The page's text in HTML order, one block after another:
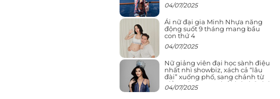
04/07/2025
Ái nữ đại gia Minh Nhựa năng
động suốt 9 tháng mang bầu
con thứ 4
04/07/2025
Nữ giảng viên đại học sành điệu
nhất nhì showbiz, xách cả “lâu
đài” xuống phố, sang chảnh từ
giảng đường ra phố khó ai đọ lại
04/07/2025